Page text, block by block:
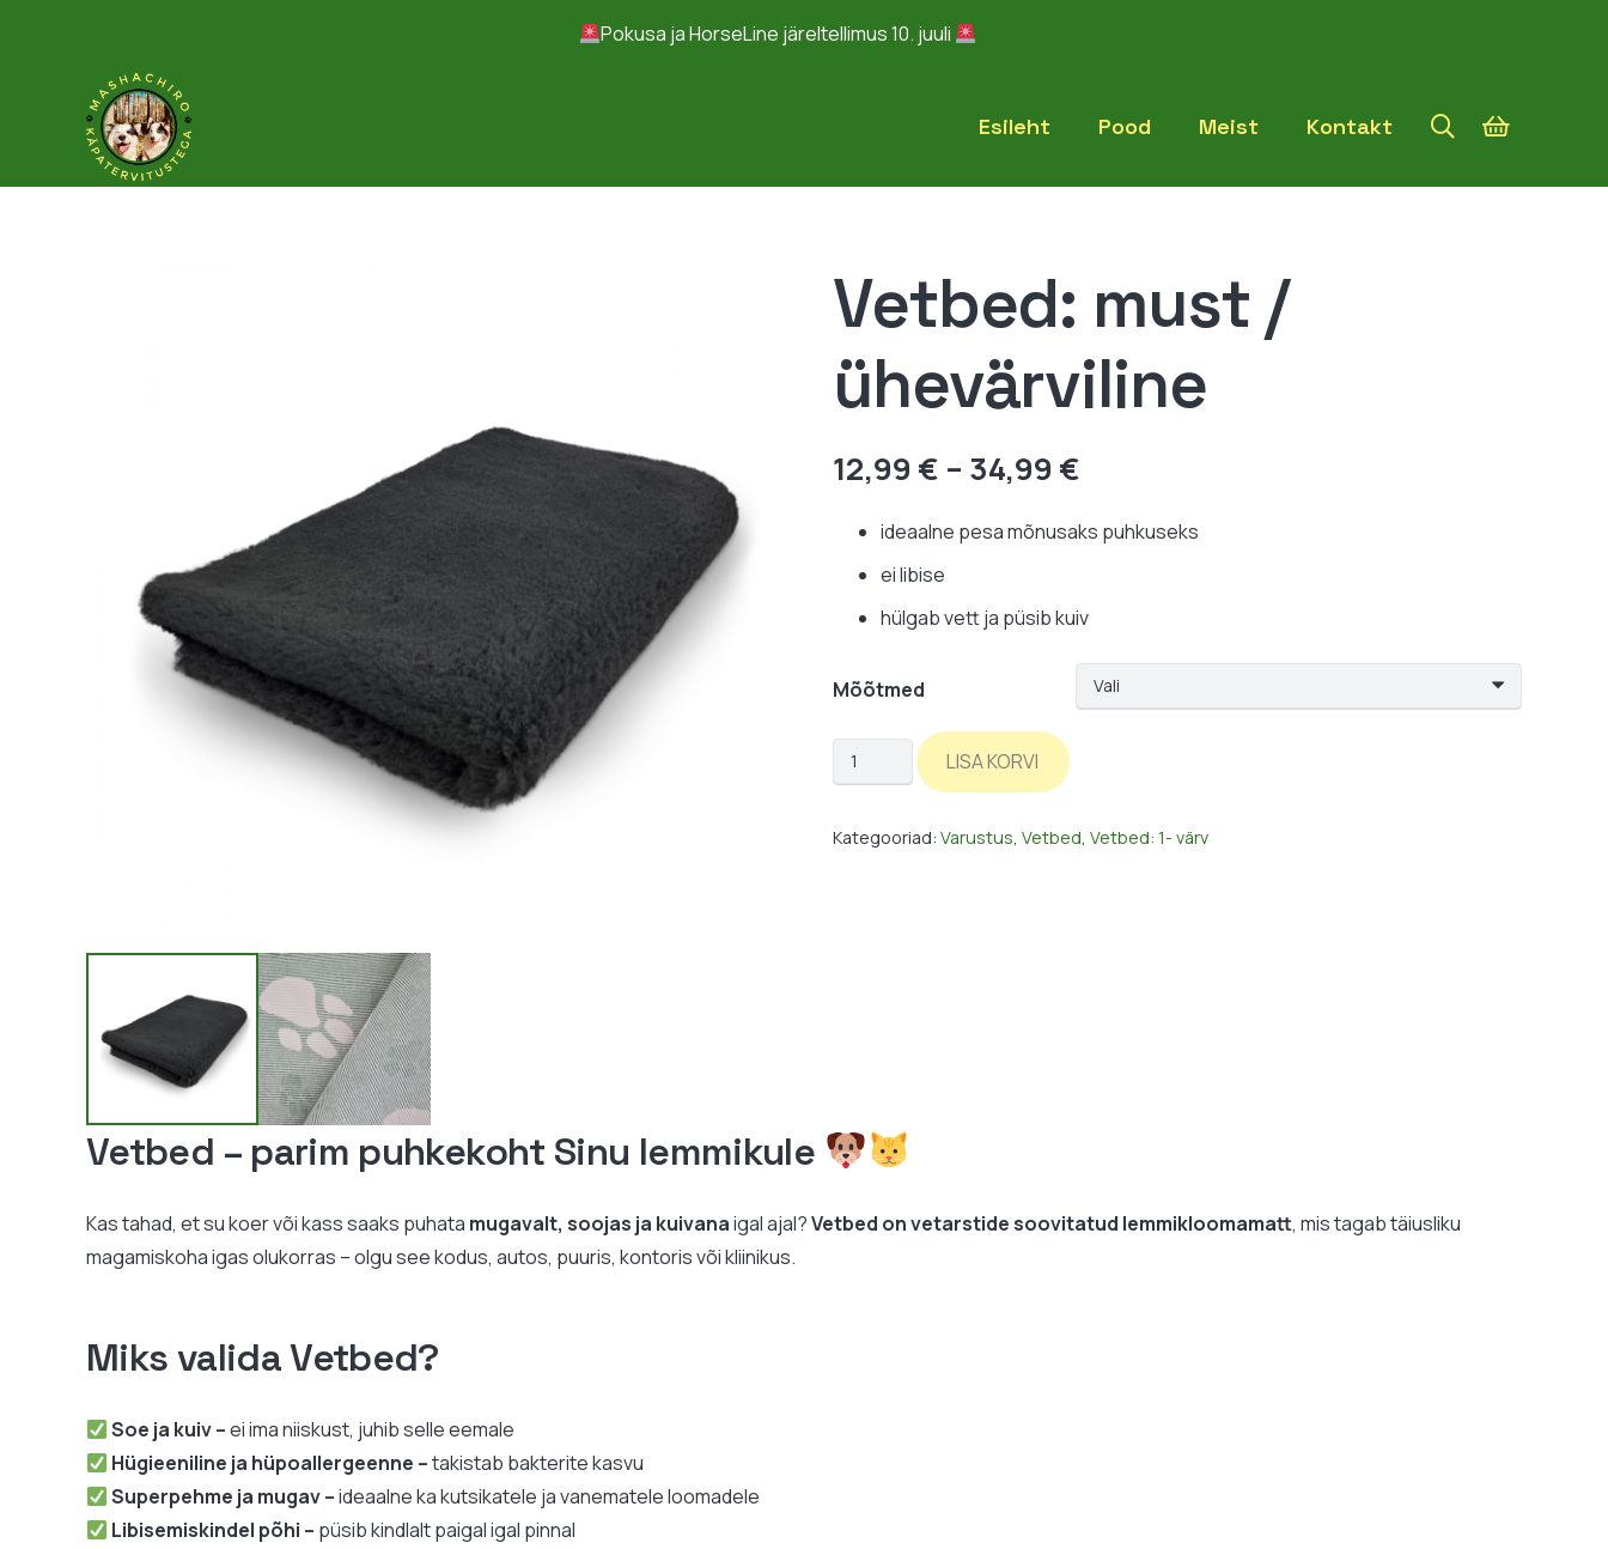
Pokusa ja HorseLine järeltellimus 10. juuli
Esileht Pood Meist Kontakt
Vetbed: must /
ühevärviline
12,99 € – 34,99 €
kuni
ideaalne pesa mõnusaks puhkuseks
ei libise
hülgab vett ja püsib kuiv
Mõõtmed
Vetbed:
must
ühevärviline
LISA KORVI
Kategooriad: Varustus Vetbed Vetbed: 1- värv
Vetbed – parim puhkekoht Sinu lemmikule
Kas tahad, et su koer või kass saaks puhata mugavalt, soojas ja kuivanaigal ajal?Vetbed on vetarstide soovitatud lemmikloomamatt, mis tagab täiusliku
magamiskoha igas olukorras – olgu see kodus, autos, puuris, kontoris või kliinikus.
Miks valida Vetbed?
Soe ja kuiv –ei ima niiskust, juhib selle eemale
Hügieeniline ja hüpoallergeenne –takistab bakterite kasvu
Superpehme ja mugav –ideaalne ka kutsikatele ja vanematele loomadele
Libisemiskindel põhi – püsib kindlalt paigal igal pinnal